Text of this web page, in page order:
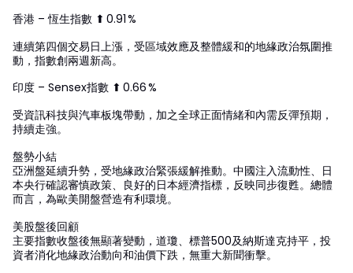
香港 – 恆生指數 ⬆ 0.91 %
連續第四個交易日上漲，受區域效應及整體緩和的地緣政治氛圍推
動，指數創兩週新高。
印度 – Sensex指數 ⬆ 0.66 %
受資訊科技與汽車板塊帶動，加之全球正面情緒和內需反彈預期，
持續走強。
盤勢小結
亞洲盤延續升勢，受地緣政治緊張緩解推動。中國注入流動性、日
本央行確認審慎政策、良好的日本經濟指標，反映同步復甦。總體
而言，為歐美開盤營造有利環境。
美股盤後回顧
主要指數收盤後無顯著變動，道瓊、標普500及納斯達克持平，投
資者消化地緣政治動向和油價下跌，無重大新聞衝擊。